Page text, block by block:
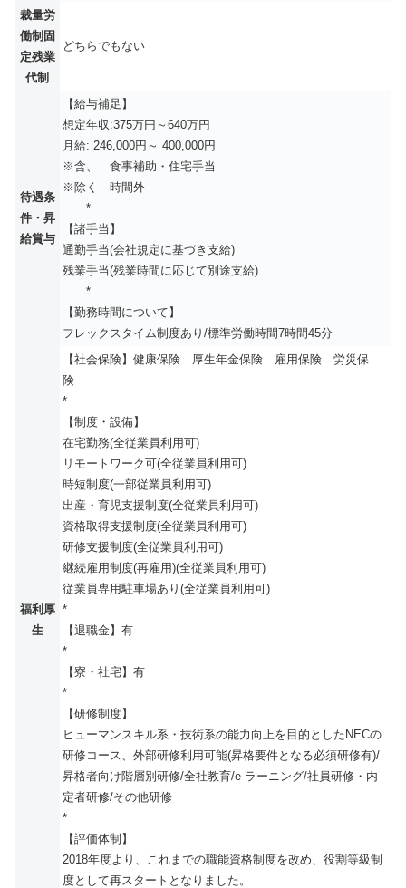
裁量労
働制固
定残業
代制
どちらでもない
待遇条
件・昇
給賞与
【給与補足】
想定年収:375万円～640万円
月給: 246,000円～ 400,000円
※含、 食事補助・住宅手当
※除く 時間外
*
【諸手当】
通勤手当(会社規定に基づき支給)
残業手当(残業時間に応じて別途支給)
*
【勤務時間について】
フレックスタイム制度あり/標準労働時間7時間45分
福利厚
生
【社会保険】健康保険 厚生年金保険 雇用保険 労災保
険
*
【制度・設備】
在宅勤務(全従業員利用可)
リモートワーク可(全従業員利用可)
時短制度(一部従業員利用可)
出産・育児支援制度(全従業員利用可)
資格取得支援制度(全従業員利用可)
研修支援制度(全従業員利用可)
継続雇用制度(再雇用)(全従業員利用可)
従業員専用駐車場あり(全従業員利用可)
*
【退職金】有
*
【寮・社宅】有
*
【研修制度】
ヒューマンスキル系・技術系の能力向上を目的としたNECの
研修コース、外部研修利用可能(昇格要件となる必須研修有)/
昇格者向け階層別研修/全社教育/e-ラーニング/社員研修・内
定者研修/その他研修
*
【評価体制】
2018年度より、これまでの職能資格制度を改め、役割等級制
度として再スタートとなりました。